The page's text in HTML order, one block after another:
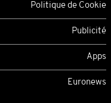
Politique de Cookie
Publicité
Apps
Euronews